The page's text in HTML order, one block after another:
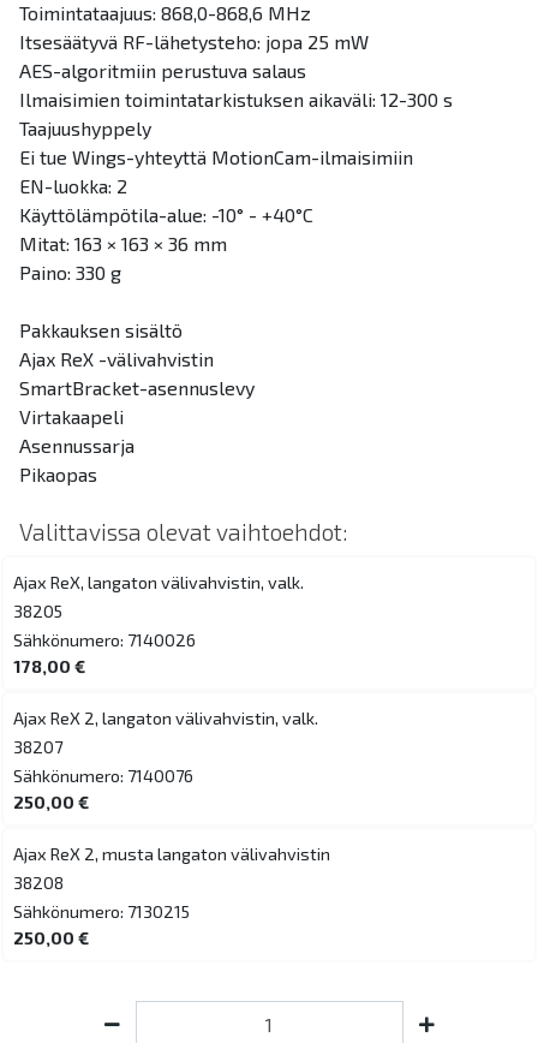
Toimintataajuus: 868,0-868,6 MHz
Itsesäätyvä RF-lähetysteho: jopa 25 mW
AES-algoritmiin perustuva salaus
Ilmaisimien toimintatarkistuksen aikaväli: 12-300 s
Taajuushyppely
Ei tue Wings-yhteyttä MotionCam-ilmaisimiin
EN-luokka: 2
Käyttölämpötila-alue: -10° - +40°C
Mitat: 163 × 163 × 36 mm
Paino: 330 g
Pakkauksen sisältö
Ajax ReX -välivahvistin
SmartBracket-asennuslevy
Virtakaapeli
Asennussarja
Pikaopas
Valittavissa olevat vaihtoehdot:
Ajax ReX, langaton välivahvistin, valk.
38205
Sähkönumero: 7140026
178,00 €
Ajax ReX 2, langaton välivahvistin, valk.
38207
Sähkönumero: 7140076
250,00 €
Ajax ReX 2, musta langaton välivahvistin
38208
Sähkönumero: 7130215
250,00 €